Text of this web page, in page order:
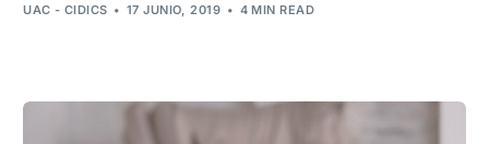
UAC - CIDICS 17 JUNIO, 2019 4 MIN READ